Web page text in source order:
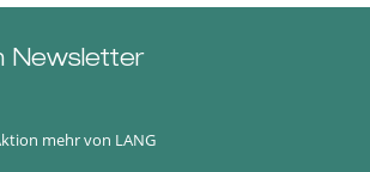
Newsletter
mehr von LANG